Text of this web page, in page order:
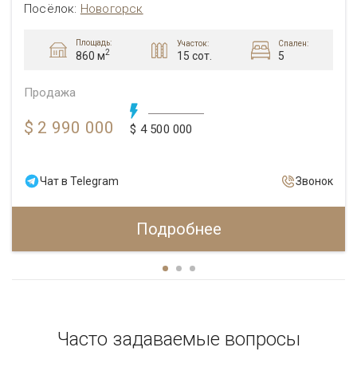
Посёлок: Новогорск
Площадь:
860 м2
Участок:
15 сот.
Спален:
5
Продажа
$ 2 990 000 $ 4 500 000
Чат в Telegram Звонок
Подробнее
Часто задаваемые вопросы